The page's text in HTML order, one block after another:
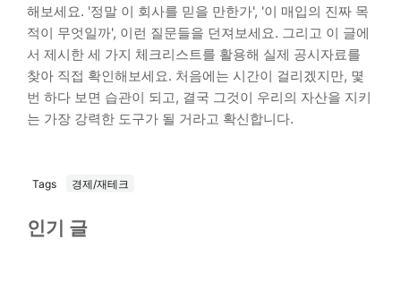
해보세요. '정말 이 회사를 믿을 만한가', '이 매입의 진짜 목
적이 무엇일까', 이런 질문들을 던져보세요. 그리고 이 글에
서 제시한 세 가지 체크리스트를 활용해 실제 공시자료를
찾아 직접 확인해보세요. 처음에는 시간이 걸리겠지만, 몇
번 하다 보면 습관이 되고, 결국 그것이 우리의 자산을 지키
는 가장 강력한 도구가 될 거라고 확신합니다.
Tags 경제/재테크
인기 글